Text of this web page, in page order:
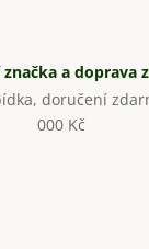
a doprava
doručení
000 Kč